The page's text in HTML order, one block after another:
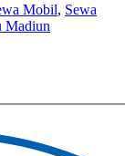
Mobil, Sewa
Madiun